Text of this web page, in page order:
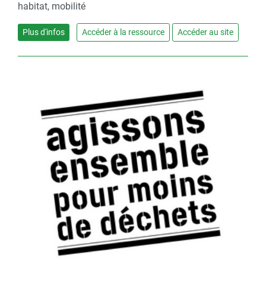
habitat, mobilité
Plus d'infos Accéder à la ressource Accéder au site